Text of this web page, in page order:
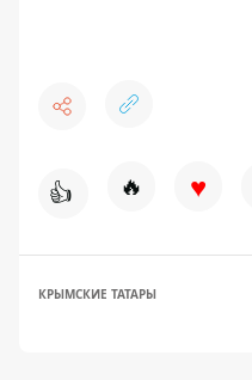
👍 🔥 ♥
КРЫМСКИЕ ТАТАРЫ